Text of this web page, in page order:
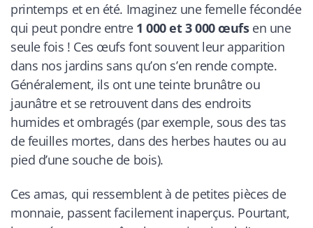
printemps et en été. Imaginez une femelle fécondée
qui peut pondre entre 1 000 et 3 000 œufsen une
seule fois ! Ces œufs font souvent leur apparition
dans nos jardins sans qu’on s’en rende compte.
Généralement, ils ont une teinte brunâtre ou
jaunâtre et se retrouvent dans des endroits
humides et ombragés (par exemple, sous des tas
de feuilles mortes, dans des herbes hautes ou au
pied d’une souche de bois).
Ces amas, qui ressemblent à de petites pièces de
monnaie, passent facilement inaperçus. Pourtant,